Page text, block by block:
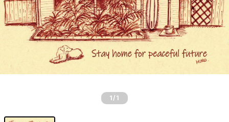
1 /1